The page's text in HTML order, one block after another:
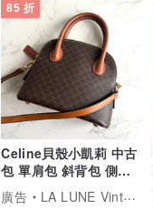
85 折
Celine貝殼小凱莉 中古
包 單肩包 斜背包 側背
包 手提包 古董包
廣告
LA LUNE Vintage 日本鑑證古董品選物店